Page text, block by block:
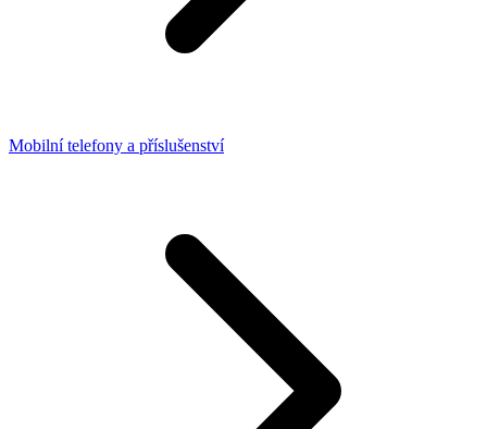
Mobilní telefony a příslušenství